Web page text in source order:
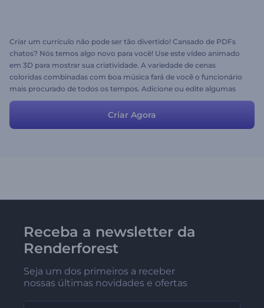
Criar um currículo não pode ser tão divertido! Cansado de PDFs
chatos? Nós temos algo novo para você! Use este vídeo animado
em 3D para mostrar sua criatividade. A variedade de cenas
coloridas combinadas com boa música fará de você o funcionário
mais procurado de todos os tempos. Adicione ou edite algumas
informações pessoais e seu currículo está pronto!
Criar Agora
Receba a newsletter da
Renderforest
Seja um dos primeiros a receber
nossas últimas novidades e ofertas